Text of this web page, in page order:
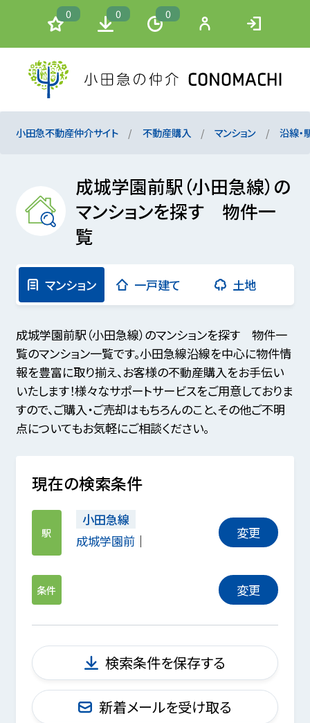
0 0 0
小田急不動産仲介サイト 不動産購入 マンション 沿線・
成城学園前駅（小田急線）の
マンションを探す 物件一
覧
マンション 一戸建て 土地
成城学園前駅（小田急線）のマンションを探す 物件一
覧のマンション一覧です。小田急線沿線を中心に物件情
報を豊富に取り揃え、お客様の不動産購入をお手伝い
いたします！様々なサポートサービスをご用意しておりま
すので、ご購入・ご売却はもちろんのこと、その他ご不明
点についてもお気軽にご相談ください。
現在の検索条件
駅
小田急線
成城学園前
変更
条件 変更
検索条件を保存する
新着メールを受け取る